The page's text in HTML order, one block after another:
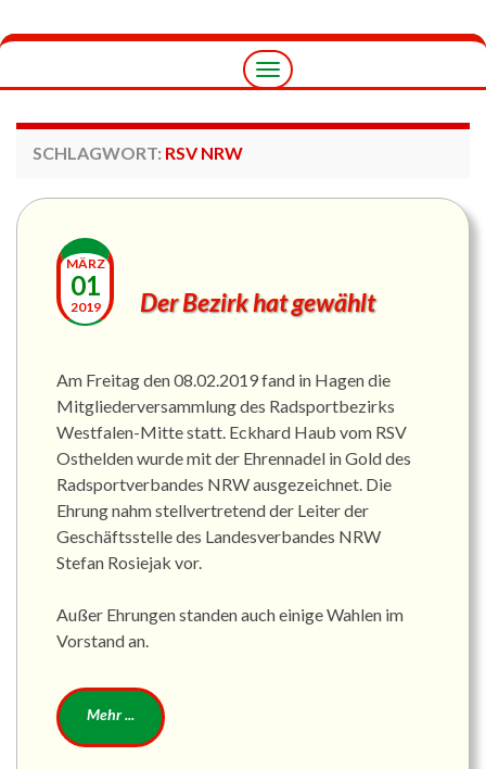
Navigation
SCHLAGWORT: RSV NRW
MÄRZ
01
2019 Der Bezirk hat gewählt
Am Freitag den 08.02.2019 fand in Hagen die
Mitgliederversammlung des Radsportbezirks
Westfalen-Mitte statt. Eckhard Haub vom RSV
Osthelden wurde mit der Ehrennadel in Gold des
Radsportverbandes NRW ausgezeichnet. Die
Ehrung nahm stellvertretend der Leiter der
Geschäftsstelle des Landesverbandes NRW
Stefan Rosiejak vor.
Außer Ehrungen standen auch einige Wahlen im
Vorstand an.